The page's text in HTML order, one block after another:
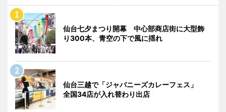
仙台七夕まつり開幕 中心部商店街に大型飾
り300本、青空の下で風に揺れ
仙台三越で「ジャパニーズカレーフェス」
全国34店が入れ替わり出店